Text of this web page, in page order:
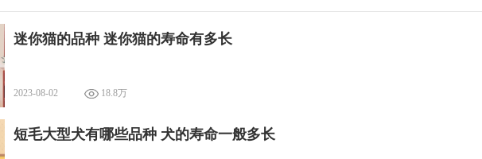
迷你猫的品种 迷你猫的寿命有多长
2023-08-02 18.8万
短毛大型犬有哪些品种 犬的寿命一般多长